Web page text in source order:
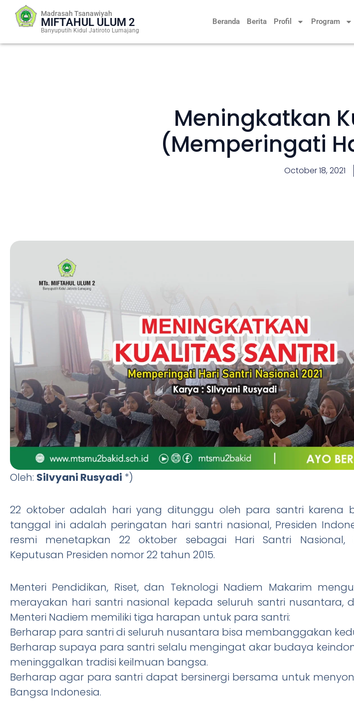
Beranda Berita Profil Program
Madrasah Tsanawiyah
MIFTAHUL ULUM 2
Banyuputih Kidul Jatiroto Lumajang
Meningkatkan
(Memperingati
October 18, 2021
Oleh: Silvyani Rusyadi *)
22 oktober adalah hari yang ditunggu oleh para santri karena
tanggal ini adalah peringatan hari santri nasional, Presiden
resmi menetapkan 22 oktober sebagai Hari Santri
Keputusan Presiden nomor 22 tahun 2015.
Menteri Pendidikan, Riset, dan Teknologi Nadiem Makarim
merayakan hari santri nasional kepada seluruh santri nusantara,
Menteri Nadiem memiliki tiga harapan untuk para santri:
Berharap para santri di seluruh nusantara bisa membanggakan
Berharap supaya para santri selalu mengingat akar budaya
meninggalkan tradisi keilmuan bangsa.
Berharap agar para santri dapat bersinergi bersama untuk
Bangsa Indonesia.